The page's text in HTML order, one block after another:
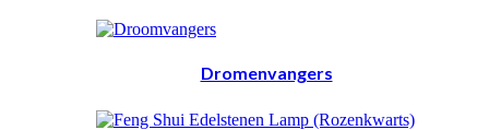
Dromenvangers